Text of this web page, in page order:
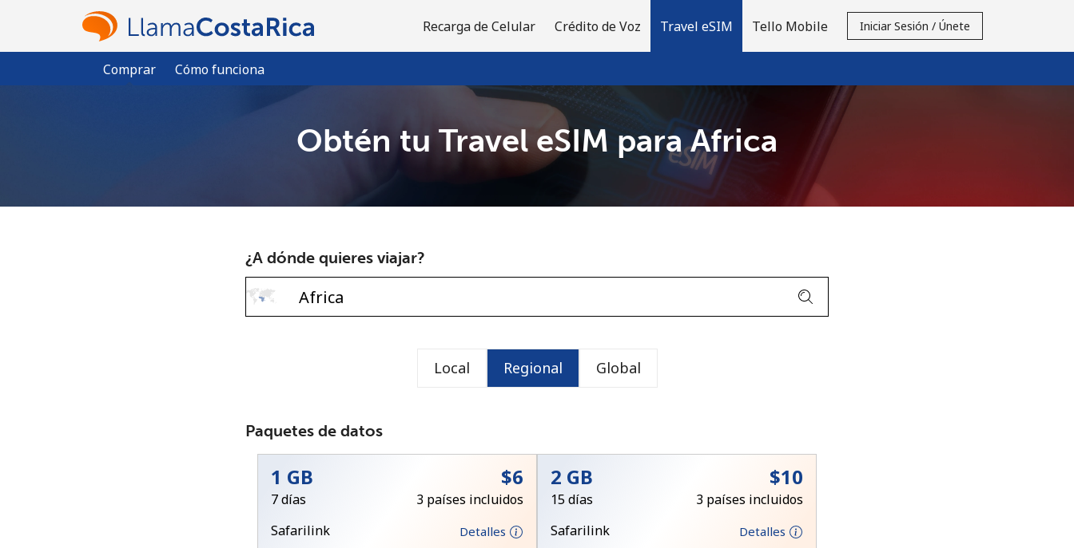
Recarga de Celular Crédito de Voz Travel eSIM
Comprar Cómo funciona
Tello Mobile Iniciar Sesión / Únete
¡Bienvenido!
Inicia sesión →
o
Obtén tu Travel eSIM para Africa
¿A dónde quieres viajar?
Local Regional Global
Paquetes de datos
1 GB ⁦$6⁩
7 días
3 países incluidos
Safarilink
Detalles
2 GB ⁦$10⁩
15 días
3 países incluidos
Safarilink
Detalles